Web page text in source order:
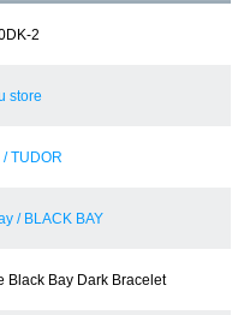
2
store
TUDOR
/ BLACK BAY
Black Bay Dark Bracelet